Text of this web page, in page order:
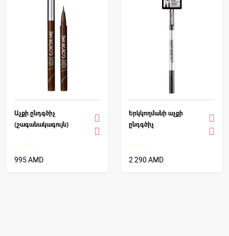
Աչքի ընդգծիչ
(շագանակագույն)
995 AMD
Երկկողմանի աչքի
ընդգծիչ
2 290 AMD